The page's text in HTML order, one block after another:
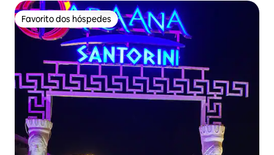
Favorito dos hóspedes
Favorito dos hóspedes